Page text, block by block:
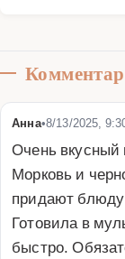
Анна•8/13/2025,
Очень вкусный
Морковь и
придают блюду
Готовила в
быстро.